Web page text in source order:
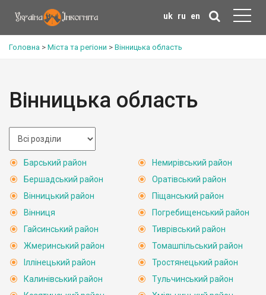
uk ru en
Головна > Міста та регіони > Вінницька область
Вінницька область
Барський район
Бершадський район
Вінницький район
Вінниця
Гайсинський район
Жмеринський район
Іллінецький район
Калинівський район
Немирівський район
Оратівський район
Піщанський район
Погребищенський район
Тиврівський район
Томашпільський район
Тростянецький район
Тульчинський район